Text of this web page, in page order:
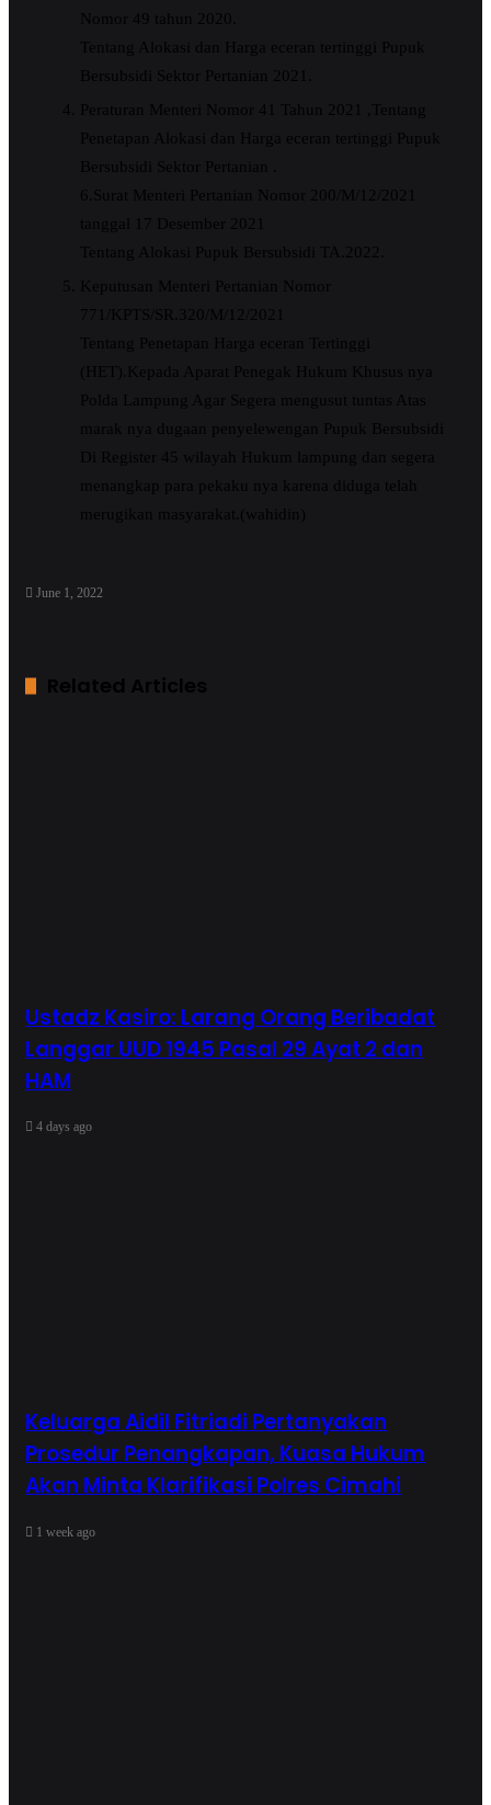
Nomor 49 tahun 2020.
Tentang Alokasi dan Harga eceran tertinggi Pupuk
Bersubsidi Sektor Pertanian 2021.
Peraturan Menteri Nomor 41 Tahun 2021 ,Tentang
Penetapan Alokasi dan Harga eceran tertinggi Pupuk
Bersubsidi Sektor Pertanian .
6.Surat Menteri Pertanian Nomor 200/M/12/2021
tanggal 17 Desember 2021
Tentang Alokasi Pupuk Bersubsidi TA.2022.
Keputusan Menteri Pertanian Nomor
771/KPTS/SR.320/M/12/2021
Tentang Penetapan Harga eceran Tertinggi
(HET).Kepada Aparat Penegak Hukum Khusus nya
Polda Lampung Agar Segera mengusut tuntas Atas
marak nya dugaan penyelewengan Pupuk Bersubsidi
Di Register 45 wilayah Hukum lampung dan segera
menangkap para pekaku nya karena diduga telah
merugikan masyarakat.(wahidin)
June 1, 2022
Related Articles
Ustadz Kasiro: Larang Orang Beribadat
Langgar UUD 1945 Pasal 29 Ayat 2 dan
HAM
4 days ago
Keluarga Aidil Fitriadi Pertanyakan
Prosedur Penangkapan, Kuasa Hukum
Akan Minta Klarifikasi Polres Cimahi
1 week ago